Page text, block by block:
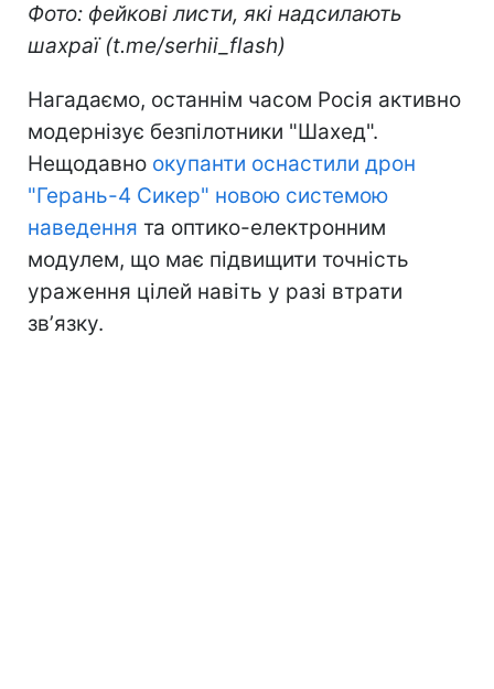
Фото: фейкові листи, які надсилають
шахраї (t.me/serhii_flash)
Нагадаємо, останнім часом Росія активно
модернізує безпілотники "Шахед".
Нещодавно окупанти оснастили дрон
"Герань-4 Сикер" новою системою
наведення та оптико-електронним
модулем, що має підвищити точність
ураження цілей навіть у разі втрати
звʼязку.